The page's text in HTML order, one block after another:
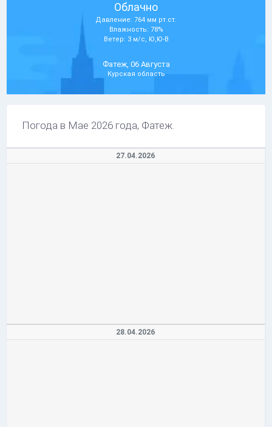
Облачно
Давление: 764 мм рт.ст.
Влажность: 78%
Ветер: 3 м/с, Ю,Ю-В
Фатеж, 06 Августа
Курская область
Погода в Мае 2026 года, Фатеж.
27.04.2026
28.04.2026